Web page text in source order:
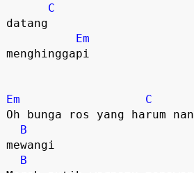
C
datang
Em
menghinggapi
Em
C
Oh bunga ros yang harum nan
B
mewangi
B